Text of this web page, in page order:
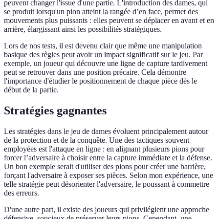
peuvent changer l'issue d'une partie. L'introduction des dames, qui
se produit lorsqu'un pion atteint la rangée d’en face, permet des
mouvements plus puissants : elles peuvent se déplacer en avant et en
arrière, élargissant ainsi les possibilités stratégiques.
Lors de nos tests, il est devenu clair que même une manipulation
basique des règles peut avoir un impact significatif sur le jeu. Par
exemple, un joueur qui découvre une ligne de capture tardivement
peut se retrouver dans une position précaire. Cela démontre
l'importance d'étudier le positionnement de chaque pièce dès le
début de la partie.
Stratégies gagnantes
Les stratégies dans le jeu de dames évoluent principalement autour
de la protection et de la conquête. Une des tactiques souvent
employées est l'attaque en ligne : en alignant plusieurs pions pour
forcer l’adversaire à choisir entre la capture immédiate et la défense.
Un bon exemple serait d'utiliser des pions pour créer une barrière,
forçant l'adversaire à exposer ses pièces. Selon mon expérience, une
telle stratégie peut désorienter l'adversaire, le poussant à commettre
des erreurs.
D'une autre part, il existe des joueurs qui privilégient une approche